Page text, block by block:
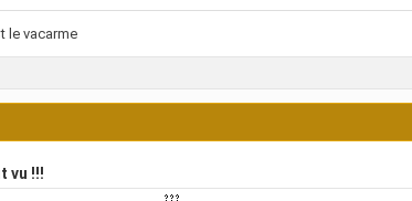
le vacarme
vu !!!